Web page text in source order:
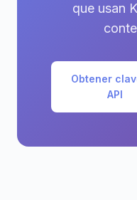
que usan
Obtener
API